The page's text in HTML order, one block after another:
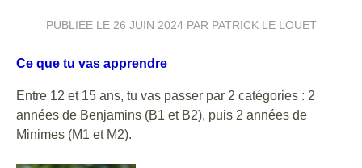
PUBLIÉE LE 26 JUIN 2024PAR PATRICK LE LOUET
Ce que tu vas apprendre
Entre 12 et 15 ans, tu vas passer par 2 catégories : 2
années de Benjamins (B1 et B2), puis 2 années de
Minimes (M1 et M2).